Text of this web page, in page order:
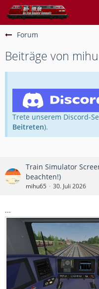
Forum
Beiträge von
Trete unserem Discord-
Beitreten).
Train Simulator
beachten!)
mihu65 30. Juli 2026
...